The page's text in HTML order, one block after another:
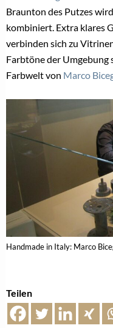
Braunton des Putzes
kombiniert. Extra klares
verbinden sich zu
Farbtöne der Umgebung
Farbwelt von Marco
Handmade in Italy: Marco
Teilen